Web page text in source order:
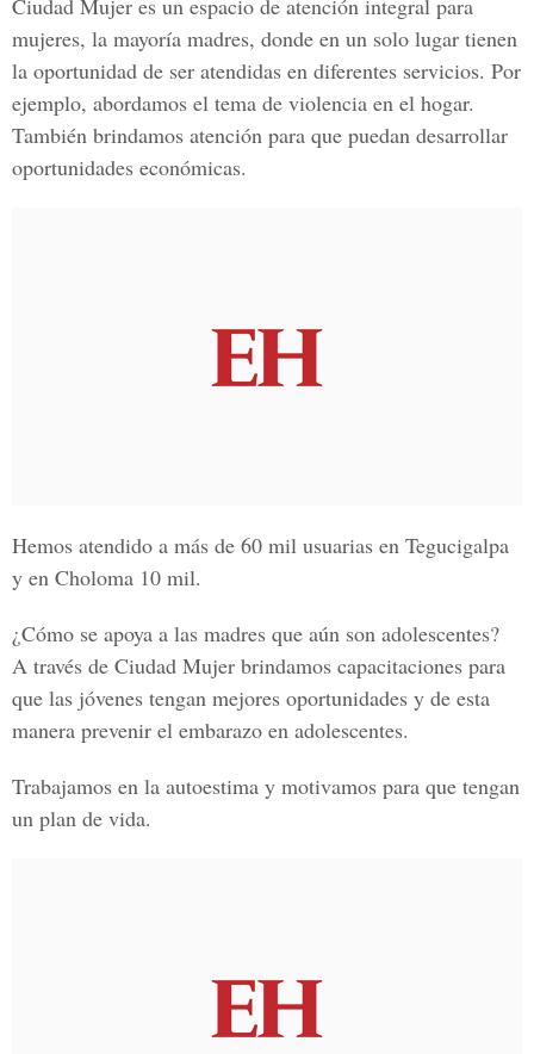
Ciudad Mujer es un espacio de atención integral para
mujeres, la mayoría madres, donde en un solo lugar tienen
la oportunidad de ser atendidas en diferentes servicios. Por
ejemplo, abordamos el tema de violencia en el hogar.
También brindamos atención para que puedan desarrollar
oportunidades económicas.
Hemos atendido a más de 60 mil usuarias en Tegucigalpa
y en Choloma 10 mil.
¿Cómo se apoya a las madres que aún son adolescentes?
A través de Ciudad Mujer brindamos capacitaciones para
que las jóvenes tengan mejores oportunidades y de esta
manera prevenir el embarazo en adolescentes.
Trabajamos en la autoestima y motivamos para que tengan
un plan de vida.